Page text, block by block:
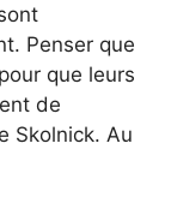
Penser que
que leurs
de
Skolnick. Au